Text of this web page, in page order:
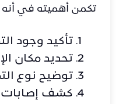
تكمن أهميته في
تأكيد وجود
تحديد مكان
توضيح نوع
كشف إصابات